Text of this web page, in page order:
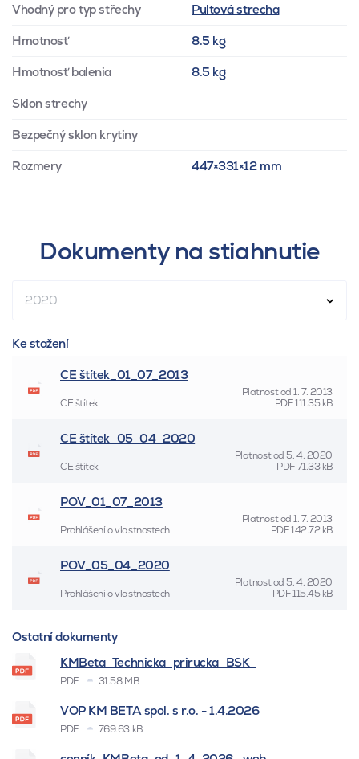
Vhodný pro typ střechy Pultová strecha
Hmotnosť 8.5 kg
Hmotnosť balenia 8.5 kg
Sklon strechy
Bezpečný sklon krytiny
Rozmery 447×331×12 mm
Dokumenty na stiahnutie
2020
Ke stažení
CE štítek_01_07_2013
Platnost od1. 7. 2013
CE štítek
PDF111.35 kB
CE štítek_05_04_2020
Platnost od 5. 4. 2020
CE štítek
PDF71.33 kB
POV_01_07_2013
Platnost od1. 7. 2013
Prohlášení o vlastnostech
PDF142.72 kB
POV_05_04_2020
Platnost od 5. 4. 2020
Prohlášení o vlastnostech
PDF115.45 kB
Ostatní dokumenty
KMBeta_Technicka_prirucka_BSK_
PDF 31.58 MB
VOP KM BETA spol. s r.o. - 1.4.2026
PDF 769.63 kB